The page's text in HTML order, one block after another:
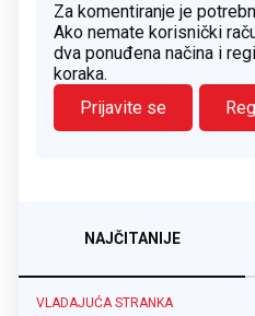
Za komentiranje je
Ako nemate korisnički
dva ponuđena načina i
koraka.
Prijavite se
NAJČITANIJE
VLADAJUĆA STRANKA